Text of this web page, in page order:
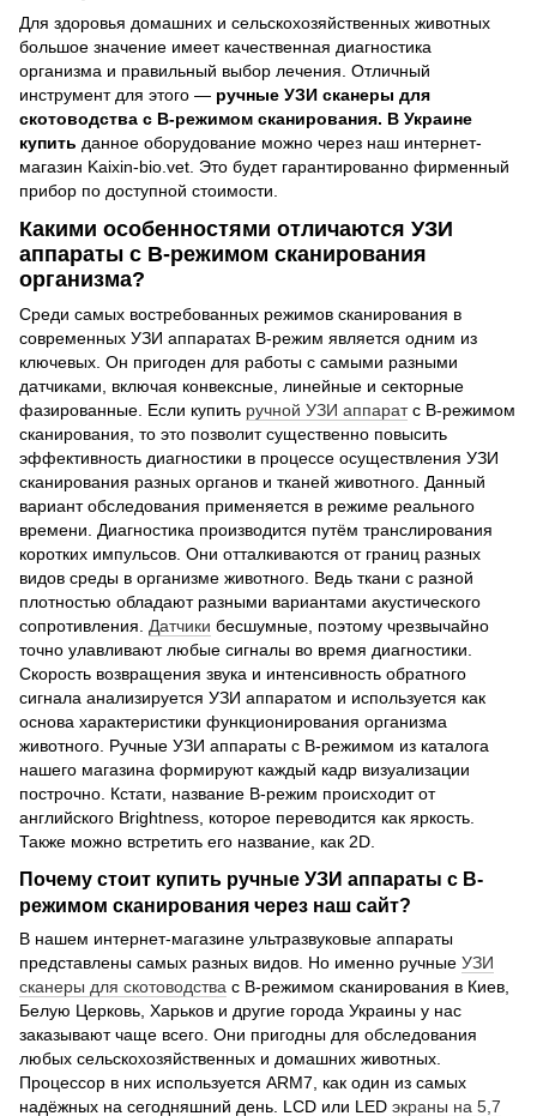
Для здоровья домашних и сельскохозяйственных животных
большое значение имеет качественная диагностика
организма и правильный выбор лечения. Отличный
инструмент для этого — ручные УЗИ сканеры для
скотоводства с B-режимом сканирования. В Украине
купить данное оборудование можно через наш интернет-
магазин Kaixin-bio.vet. Это будет гарантированно фирменный
прибор по доступной стоимости.
Какими особенностями отличаются УЗИ
аппараты с B-режимом сканирования
организма?
Среди самых востребованных режимов сканирования в
современных УЗИ аппаратах B-режим является одним из
ключевых. Он пригоден для работы с самыми разными
датчиками, включая конвексные, линейные и секторные
фазированные. Если купить ручной УЗИ аппаратс B-режимом
сканирования, то это позволит существенно повысить
эффективность диагностики в процессе осуществления УЗИ
сканирования разных органов и тканей животного. Данный
вариант обследования применяется в режиме реального
времени. Диагностика производится путём транслирования
коротких импульсов. Они отталкиваются от границ разных
видов среды в организме животного. Ведь ткани с разной
плотностью обладают разными вариантами акустического
сопротивления. Датчики бесшумные, поэтому чрезвычайно
точно улавливают любые сигналы во время диагностики.
Скорость возвращения звука и интенсивность обратного
сигнала анализируется УЗИ аппаратом и используется как
основа характеристики функционирования организма
животного. Ручные УЗИ аппараты с B-режимом из каталога
нашего магазина формируют каждый кадр визуализации
построчно. Кстати, название B-режим происходит от
английского Brightness, которое переводится как яркость.
Также можно встретить его название, как 2D.
Почему стоит купить ручные УЗИ аппараты с B-
режимом сканирования через наш сайт?
В нашем интернет-магазине ультразвуковые аппараты
представлены самых разных видов. Но именно ручные УЗИ
сканеры для скотоводства с B-режимом сканирования в Киев,
Белую Церковь, Харьков и другие города Украины у нас
заказывают чаще всего. Они пригодны для обследования
любых сельскохозяйственных и домашних животных.
Процессор в них используется ARM7, как один из самых
надёжных на сегодняшний день. LCD или LED экраны на 5,7